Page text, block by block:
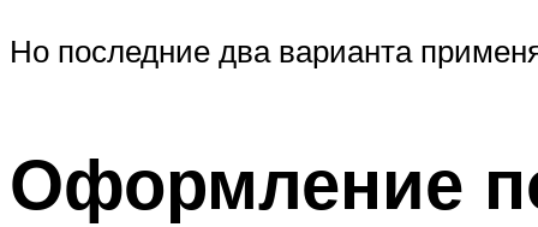
Но последние два варианта
Оформление